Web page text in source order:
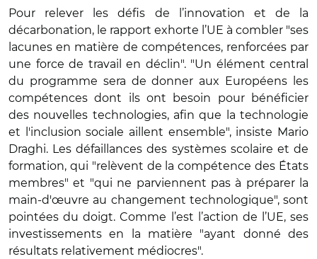
Pour relever les défis de l’innovation et de la
décarbonation, le rapport exhorte l’UE à combler "ses
lacunes en matière de compétences, renforcées par
une force de travail en déclin". "Un élément central
du programme sera de donner aux Européens les
compétences dont ils ont besoin pour bénéficier
des nouvelles technologies, afin que la technologie
et l'inclusion sociale aillent ensemble", insiste Mario
Draghi. Les défaillances des systèmes scolaire et de
formation, qui "relèvent de la compétence des États
membres" et "qui ne parviennent pas à préparer la
main-d'œuvre au changement technologique", sont
pointées du doigt. Comme l’est l’action de l’UE, ses
investissements en la matière "ayant donné des
résultats relativement médiocres".